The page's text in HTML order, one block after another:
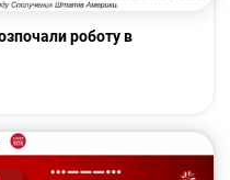
роботу в